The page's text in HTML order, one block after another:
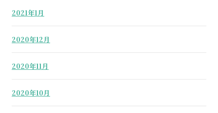
2021年1月
2020年12月
2020年11月
2020年10月